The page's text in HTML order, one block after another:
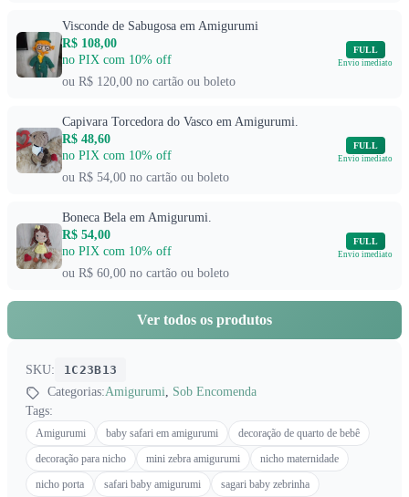
Visconde de Sabugosa em Amigurumi
R$ 108,00
no PIX com 10% off
ou R$ 120,00 no cartão ou boleto
FULL
Envio imediato
Capivara Torcedora do Vasco em Amigurumi.
R$ 48,60
no PIX com 10% off
ou R$ 54,00 no cartão ou boleto
FULL
Envio imediato
Boneca Bela em Amigurumi.
R$ 54,00
no PIX com 10% off
ou R$ 60,00 no cartão ou boleto
FULL
Envio imediato
Ver todos os produtos
SKU:
1C23B13
Categorias:Amigurumi, Sob Encomenda
Tags:
Amigurumi baby safari em amigurumi
decoração de quarto de bebê
decoração para nicho
mini zebra amigurumi
nicho maternidade
nicho porta
safari baby amigurumi
sagari baby zebrinha